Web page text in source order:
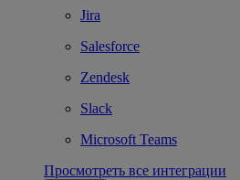
Jira
Salesforce
Zendesk
Slack
Microsoft Teams
Просмотреть все интеграции